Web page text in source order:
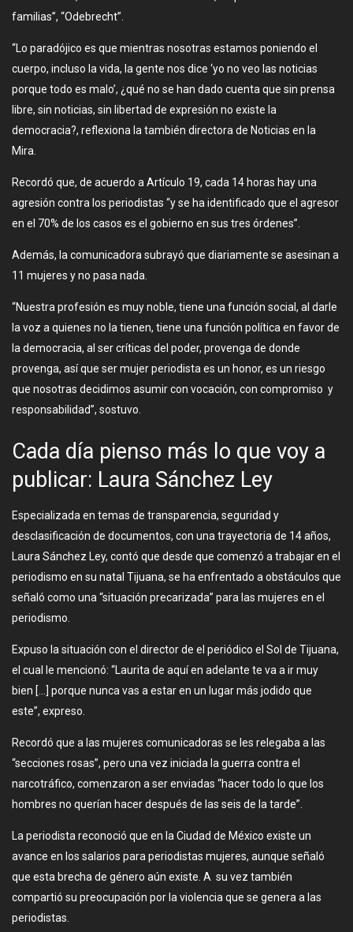
familias”, “Odebrecht”.
“Lo paradójico es que mientras nosotras estamos poniendo el
cuerpo, incluso la vida, la gente nos dice ‘yo no veo las noticias
porque todo es malo’, ¿qué no se han dado cuenta que sin prensa
libre, sin noticias, sin libertad de expresión no existe la
democracia?, reflexiona la también directora de Noticias en la
Mira.
Recordó que, de acuerdo a Artículo 19, cada 14 horas hay una
agresión contra los periodistas “y se ha identificado que el agresor
en el 70% de los casos es el gobierno en sus tres órdenes”.
Además, la comunicadora subrayó que diariamente se asesinan a
11 mujeres y no pasa nada.
“Nuestra profesión es muy noble, tiene una función social, al darle
la voz a quienes no la tienen, tiene una función política en favor de
la democracia, al ser críticas del poder, provenga de donde
provenga, así que ser mujer periodista es un honor, es un riesgo
que nosotras decidimos asumir con vocación, con compromiso y
responsabilidad”, sostuvo.
Cada día pienso más lo que voy a
publicar: Laura Sánchez Ley
Especializada en temas de transparencia, seguridad y
desclasificación de documentos, con una trayectoria de 14 años,
Laura Sánchez Ley, contó que desde que comenzó a trabajar en el
periodismo en su natal Tijuana, se ha enfrentado a obstáculos que
señaló como una “situación precarizada” para las mujeres en el
periodismo.
Expuso la situación con el director de el periódico el Sol de Tijuana,
el cual le mencionó: “Laurita de aquí en adelante te va a ir muy
bien […] porque nunca vas a estar en un lugar más jodido que
este”, expreso.
Recordó que a las mujeres comunicadoras se les relegaba a las
“secciones rosas”, pero una vez iniciada la guerra contra el
narcotráfico, comenzaron a ser enviadas “hacer todo lo que los
hombres no querían hacer después de las seis de la tarde”.
La periodista reconoció que en la Ciudad de México existe un
avance en los salarios para periodistas mujeres, aunque señaló
que esta brecha de género aún existe. A su vez también
compartió su preocupación por la violencia que se genera a las
periodistas.